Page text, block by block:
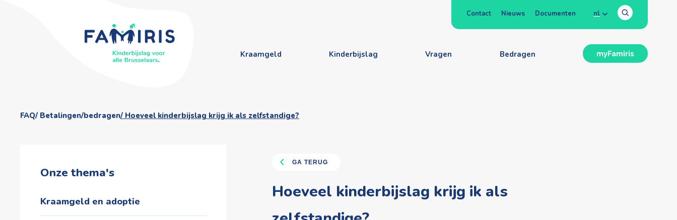
Contact Nieuws Documenten nl
Kraamgeld Kinderbijslag Vragen Bedragen myFamiris
FAQ Betalingen/bedragen Hoeveel kinderbijslag krijg ik als zelfstandige?
Onze thema's
Kraamgeld en adoptie
GA TERUG
Hoeveel kinderbijslag krijg ik als